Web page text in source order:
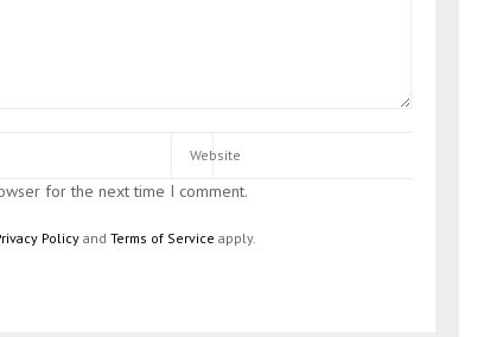
for the next time I comment.
Policy and Terms of Service apply.